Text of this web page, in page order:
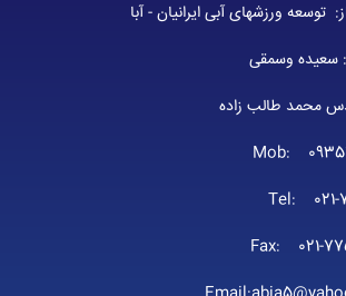
توسعه ورزشهای آبی ایرانیان - آبا
سعیده وسمقی
محمد طالب زاده